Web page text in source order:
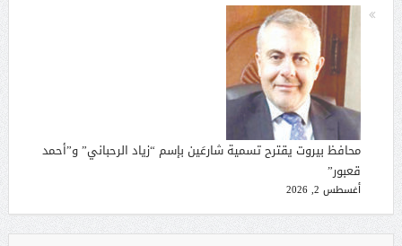
محافظ بيروت يقترح تسمية شارعَين بإسم “زياد الرحباني” و”أحمد
قعبور”
أغسطس 2, 2026